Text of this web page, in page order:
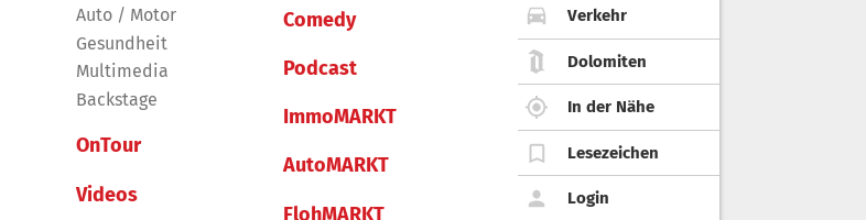
Auto / Motor
Gesundheit
Multimedia
Backstage
OnTour
Videos
Comedy
Podcast
ImmoMARKT
AutoMARKT
FlohMARKT
Verkehr
Dolomiten
In der Nähe
Lesezeichen
Login